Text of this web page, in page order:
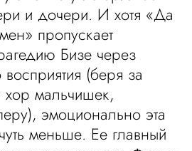
и дочери. И хотя «Да
пропускает
Бизе через
(беря за
хор мальчишек,
эмоционально эта
меньше. Ее главный